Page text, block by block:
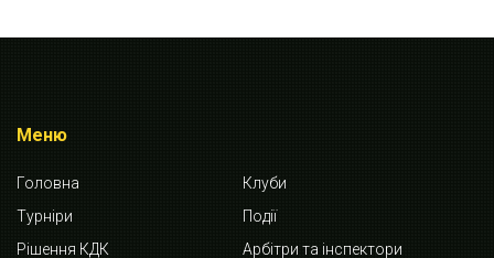
Меню
Головна
Клуби
Турніри
Події
Рішення КДК
Арбітри та інспектори